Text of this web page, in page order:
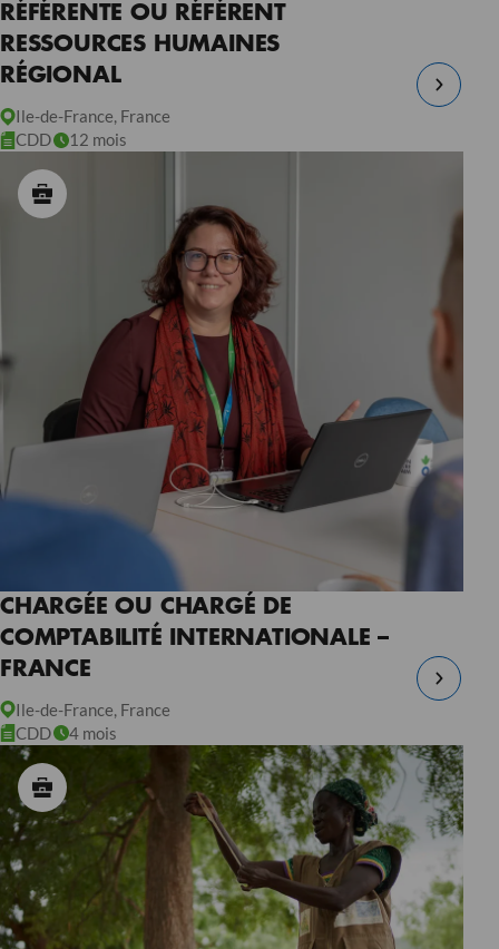
RÉFÉRENTE OU RÉFÉRENT
RESSOURCES HUMAINES
RÉGIONAL
Ile-de-France, France
CDD
12 mois
CHARGÉE OU CHARGÉ DE
COMPTABILITÉ INTERNATIONALE –
FRANCE
Ile-de-France, France
CDD
4 mois